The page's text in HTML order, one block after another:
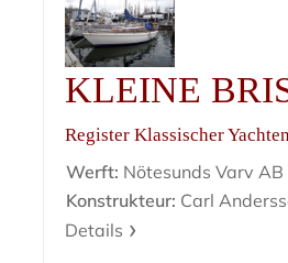
KLEINE
Register Klassischer
Werft: Nötesunds Varv AB
Konstrukteur: Carl
Details